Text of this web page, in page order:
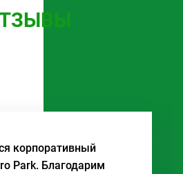
корпоративный
Park. Благодарим